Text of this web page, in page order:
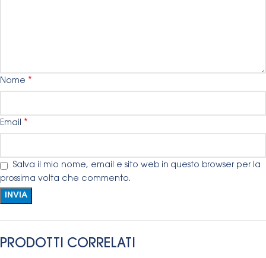
Nome *
Email *
Salva il mio nome, email e sito web in questo browser per la
prossima volta che commento.
PRODOTTI CORRELATI